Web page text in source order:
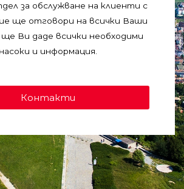
за обслужване на клиенти с
ще отговори на всички Ваши
Ви даде всички необходими
насоки и информация.
Контакти